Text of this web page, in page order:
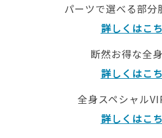
パーツで選べる部分
詳しくはこ
断然お得な全
詳しくはこ
全身スペシャル
詳しくはこ